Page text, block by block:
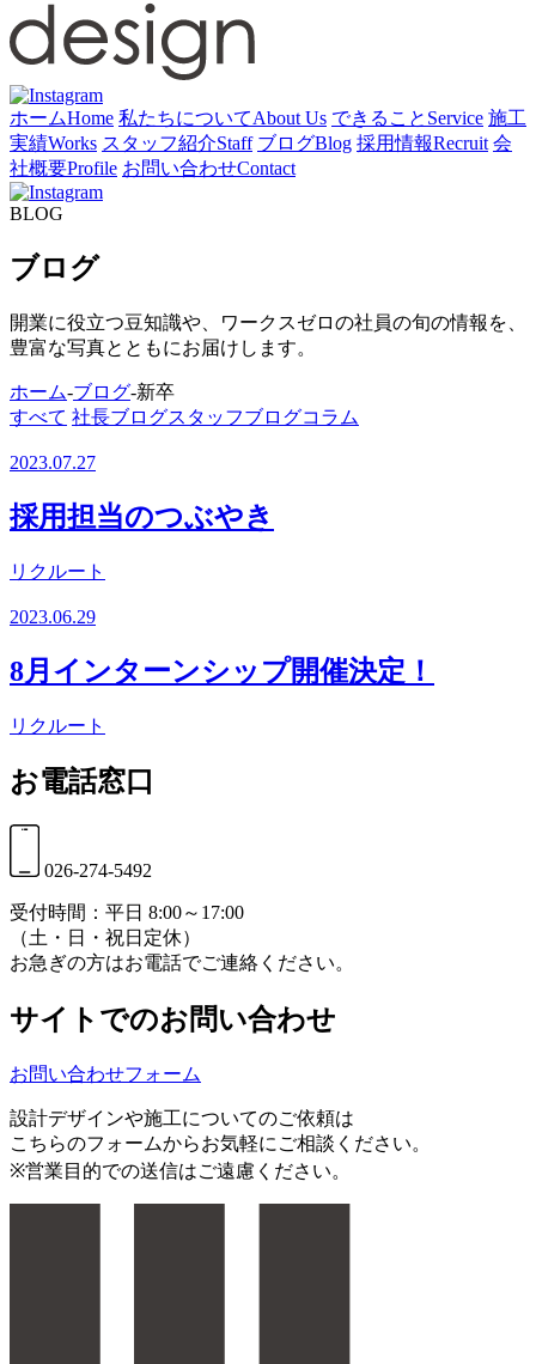
ホームHome 私たちについてAbout Us できること Service 施工
実績Works スタッフ紹介Staff ブログBlog 採用情報Recruit 会
社概要Profile お問い合わせContact
BLOG
ブログ
開業に役立つ豆知識や、ワークスゼロの社員の旬の情報を、
豊富な写真とともにお届けします。
ホーム-ブログ-新卒
すべて 社長ブログスタッフブログコラム
2023.07.27
採用担当のつぶやき
リクルート
2023.06.29
8月インターンシップ開催決定！
リクルート
お電話窓口
026-274-5492
受付時間：平日 8:00～17:00
（土・日・祝日定休）
お急ぎの方はお電話でご連絡ください。
サイトでのお問い合わせ
お問い合わせフォーム
設計デザインや施工についてのご依頼は
こちらのフォームからお気軽にご相談ください。
※営業目的での送信はご遠慮ください。